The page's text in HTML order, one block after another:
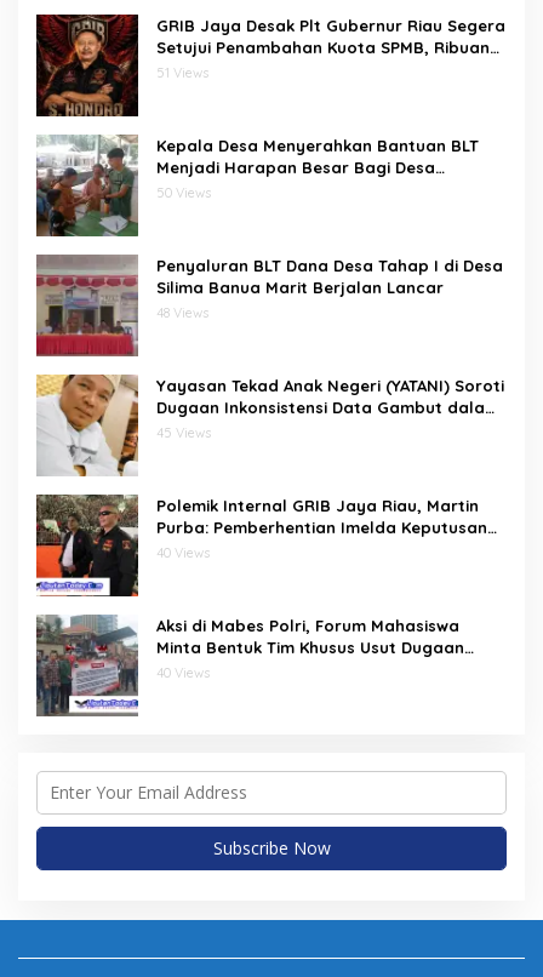
GRIB Jaya Desak Plt Gubernur Riau Segera
Setujui Penambahan Kuota SPMB, Ribuan
Siswa Terancam Tak Tertampung
51 Views
Kepala Desa Menyerahkan Bantuan BLT
Menjadi Harapan Besar Bagi Desa
bawositora kecamatan pulau pulau batu
50 Views
Penyaluran BLT Dana Desa Tahap I di Desa
Silima Banua Marit Berjalan Lancar
48 Views
Yayasan Tekad Anak Negeri (YATANI) Soroti
Dugaan Inkonsistensi Data Gambut dalam
Proses Pembebasan HKm Dayun dari
45 Views
Polemik Internal GRIB Jaya Riau, Martin
Purba: Pemberhentian Imelda Keputusan
Pusat
40 Views
Aksi di Mabes Polri, Forum Mahasiswa
Minta Bentuk Tim Khusus Usut Dugaan
Kerusakan DAS Rokan Kiri
40 Views